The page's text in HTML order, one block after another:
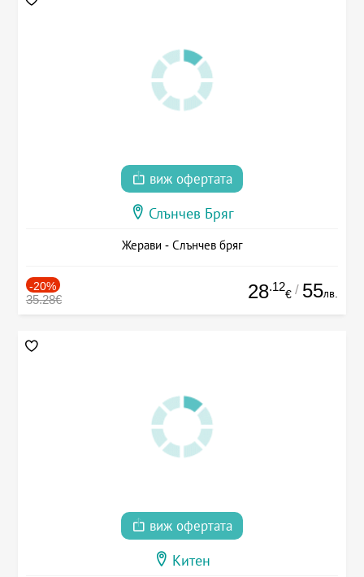
виж офертата
Слънчев Бряг
Жерави - Слънчев бряг
-20%
35.28€ 28.12
€ / 55лв.
виж офертата
Китен